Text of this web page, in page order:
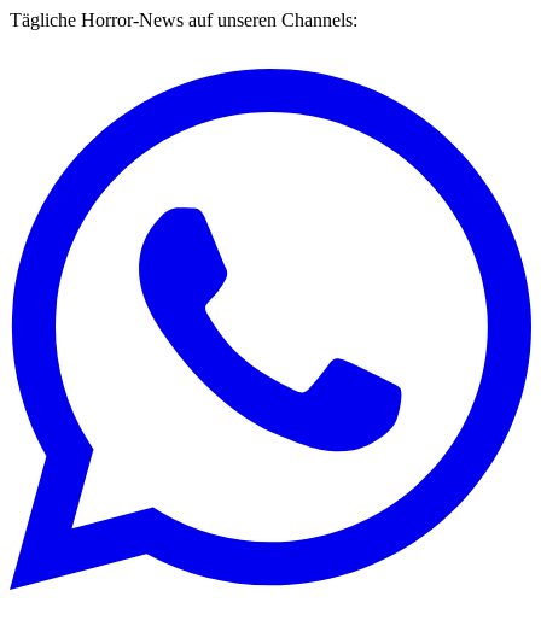
Tägliche Horror-News auf unseren Channels: